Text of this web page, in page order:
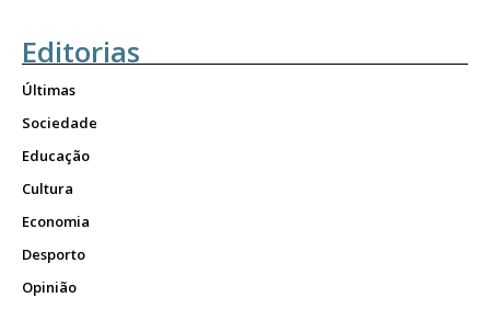
Editorias
Últimas
Sociedade
Educação
Cultura
Economia
Desporto
Opinião